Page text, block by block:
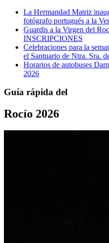
La Hermandad Matriz
fotógrafo portugués a la
Guardis a la Virgen del
INSCRIPCIONES
Celebraciones para la
el Santuario de Ntra. Sra.
Horarios de autobuses
2026
Guía rápida del
Rocío 2026